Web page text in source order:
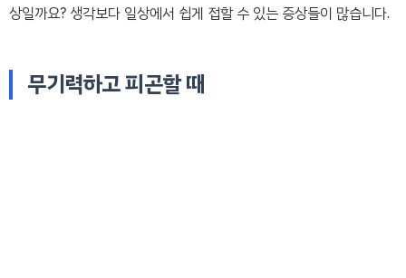
상일까요? 생각보다 일상에서 쉽게 접할 수 있는 증상들이 많습니다.
무기력하고 피곤할 때